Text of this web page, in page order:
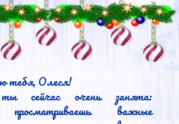
тебя, Олеся!
сейчас очень занята:
просматриваешь важные